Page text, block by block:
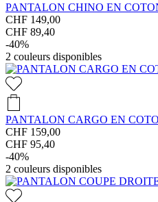
PANTALON CHINO EN
CHF 149,00
CHF 89,40
-40%
2 couleurs disponibles
PANTALON CARGO EN
CHF 159,00
CHF 95,40
-40%
2 couleurs disponibles